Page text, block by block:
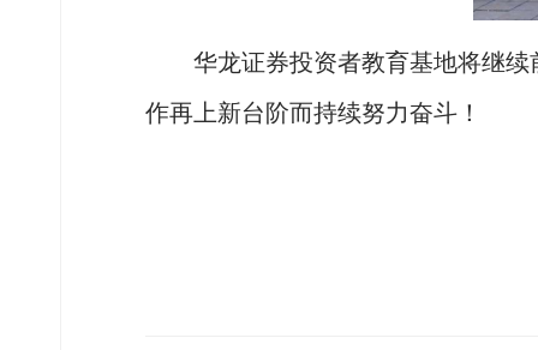
华龙证券投资者教育基地将继
作再上新台阶而持续努力奋斗！